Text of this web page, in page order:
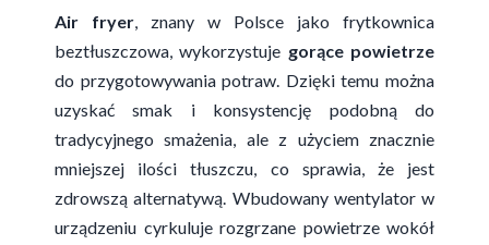
Air fryer, znany w Polsce jako frytkownica
beztłuszczowa, wykorzystuje gorące powietrze
do przygotowywania potraw. Dzięki temu można
uzyskać smak i konsystencję podobną do
tradycyjnego smażenia, ale z użyciem znacznie
mniejszej ilości tłuszczu, co sprawia, że jest
zdrowszą alternatywą. Wbudowany wentylator w
urządzeniu cyrkuluje rozgrzane powietrze wokół